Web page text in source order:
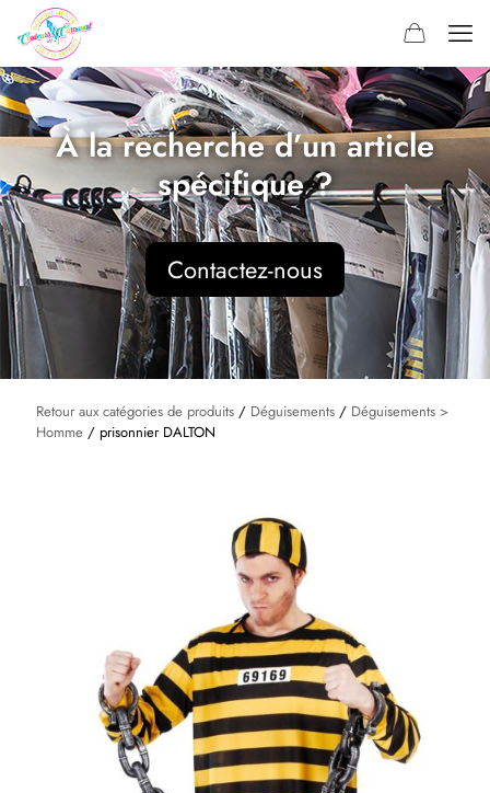
À la recherche d’un article
spécifique ?
Contactez-nous
Retour aux catégories de produits / Déguisements / Déguisements >
Homme / prisonnier DALTON